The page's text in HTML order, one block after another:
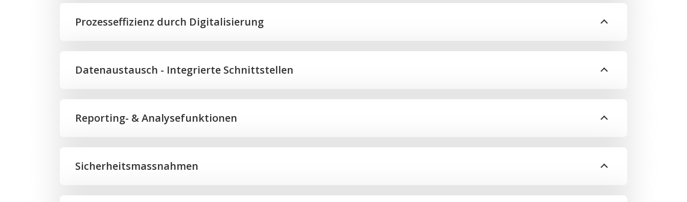
Prozesseffizienz durch Digitalisierung
Datenaustausch - Integrierte Schnittstellen
Reporting- & Analysefunktionen
Sicherheitsmassnahmen